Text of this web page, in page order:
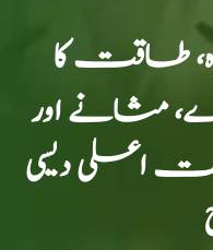
طاقت کا
مثانے اور
اعلی دیسی